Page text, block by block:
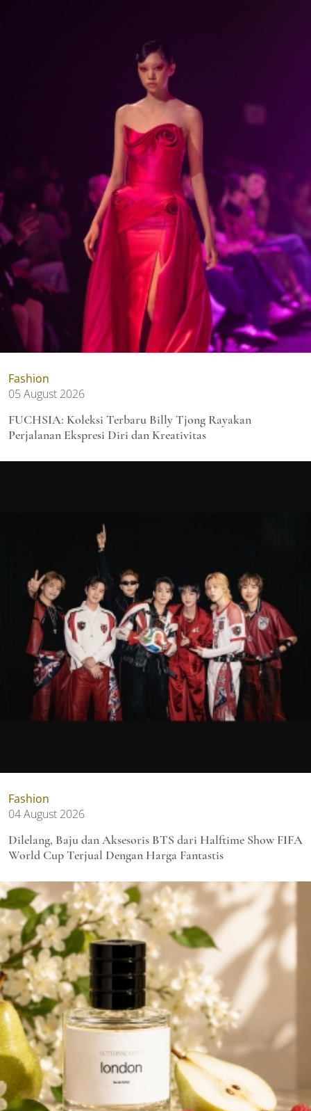
Fashion
05 August 2026
FUCHSIA: Koleksi Terbaru Billy Tjong Rayakan
Perjalanan Ekspresi Diri dan Kreativitas
Fashion
04 August 2026
Dilelang, Baju dan Aksesoris BTS dari Halftime Show FIFA
World Cup Terjual Dengan Harga Fantastis